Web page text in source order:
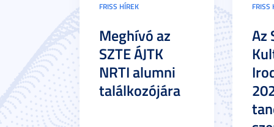
FRISS HÍREK
Meghívó az
SZTE ÁJTK
NRTI alumni
találkozójára
FRISS
Az